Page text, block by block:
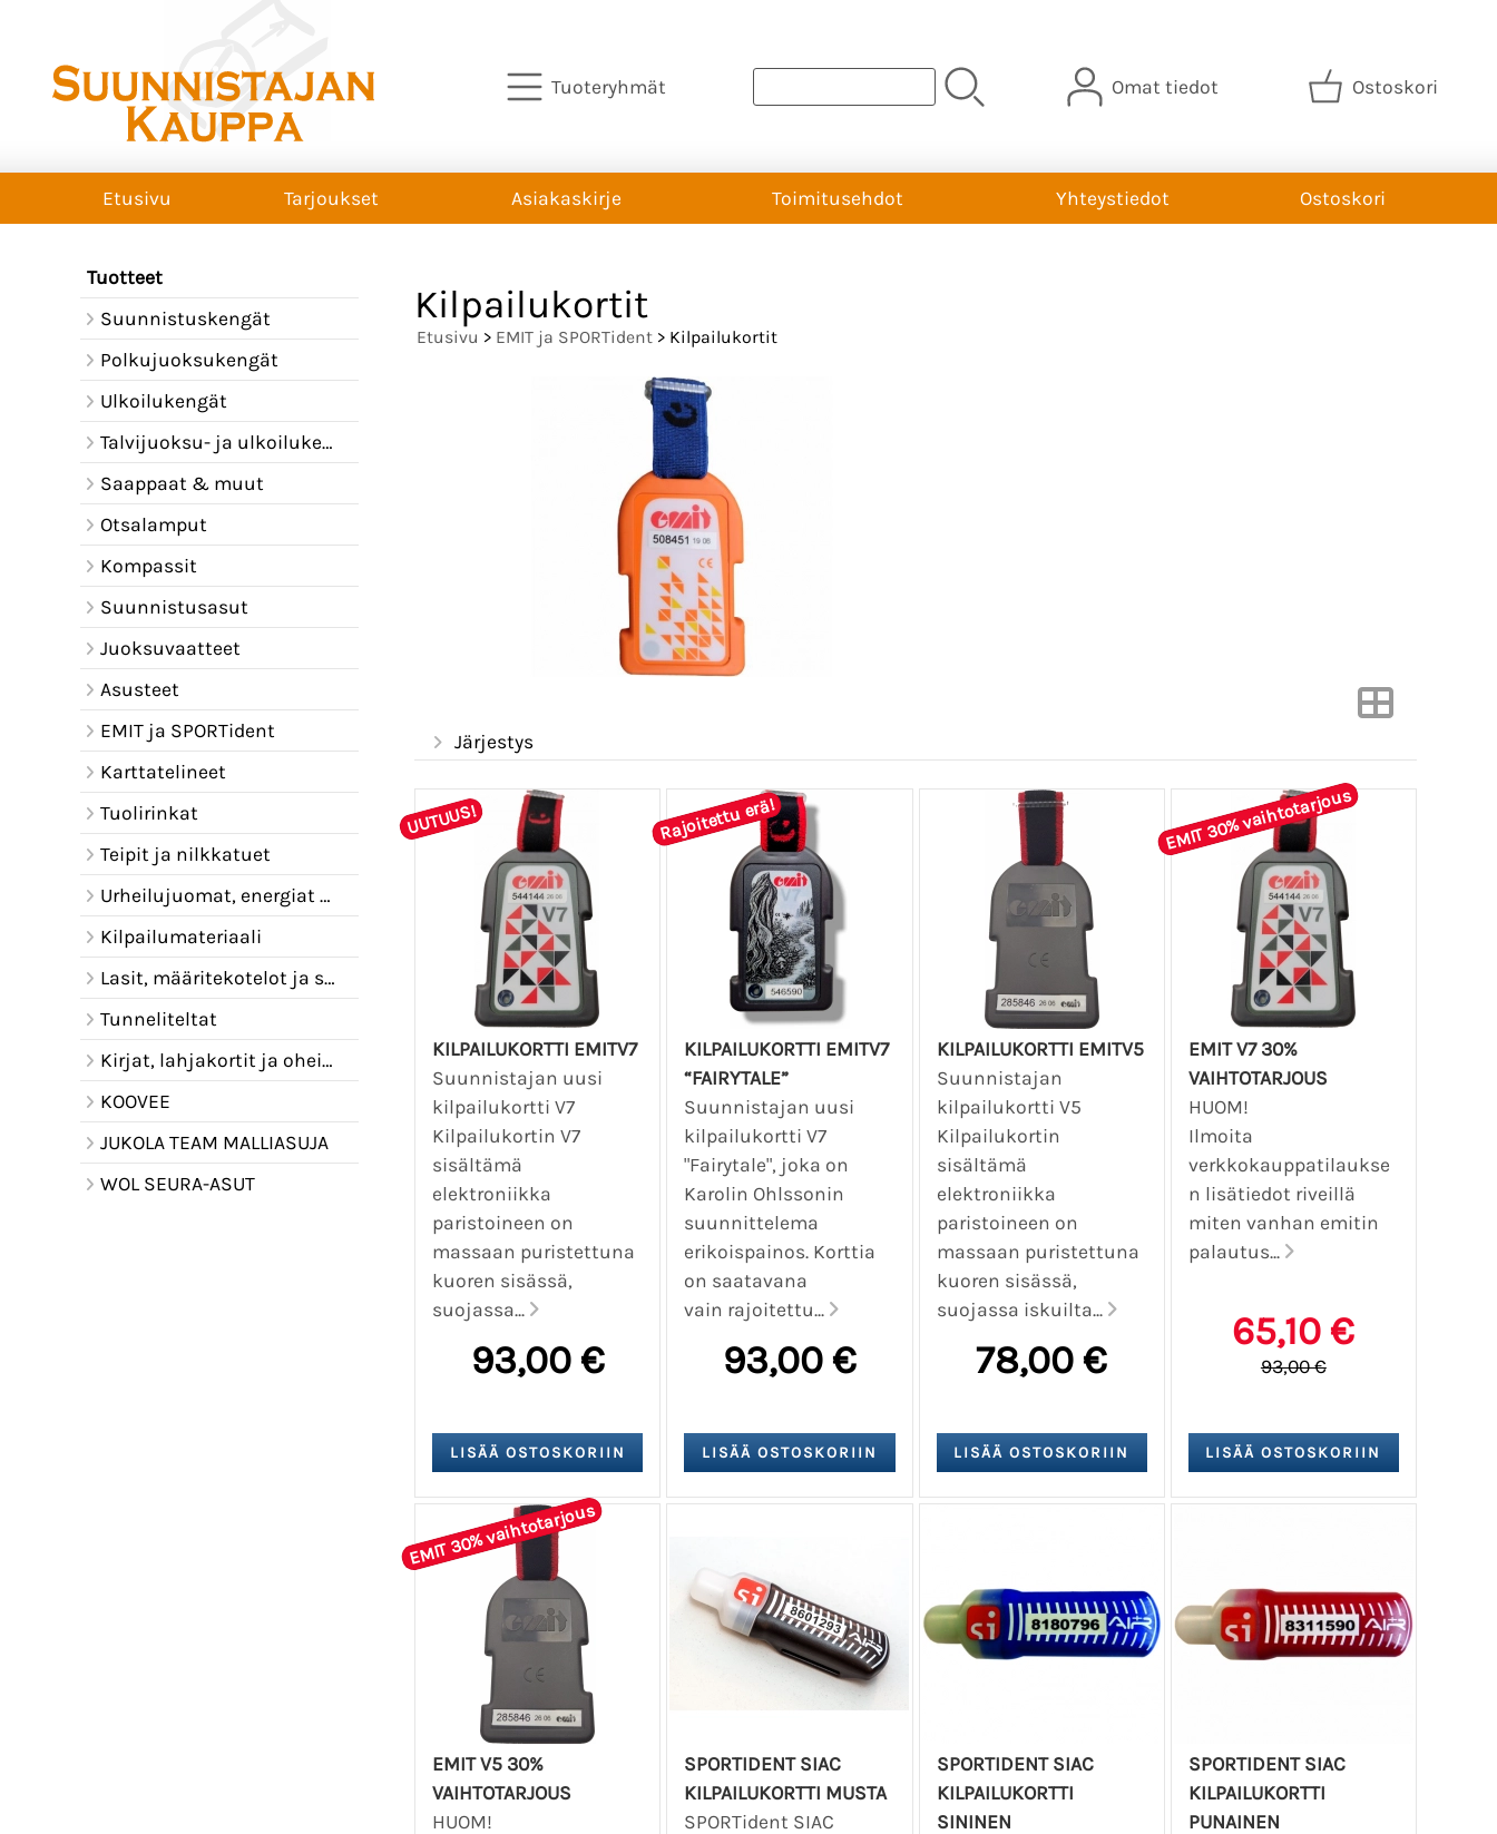
Tuoteryhmät Omat tiedot Ostoskori
Etusivu Tarjoukset Asiakaskirje Toimitusehdot Yhteystiedot Ostoskori
Tuotteet
Suunnistuskengät
Polkujuoksukengät
Ulkoilukengät
Talvijuoksu- ja ulkoilukengät
Saappaat & muut
Otsalamput
Kompassit
Suunnistusasut
Juoksuvaatteet
Asusteet
EMIT ja SPORTident
Karttatelineet
Tuolirinkat
Teipit ja nilkkatuet
Urheilujuomat, energiat ja juomavyöt
Kilpailumateriaali
Lasit, määritekotelot ja sadelipat
Tunneliteltat
Kirjat, lahjakortit ja oheistuotteet
KOOVEE
JUKOLA TEAM MALLIASUJA
WOL SEURA-ASUT
Kilpailukortit
Etusivu > EMIT ja SPORTident > Kilpailukortit
Järjestys
UUTUUS!
KILPAILUKORTTI EMITV7
Suunnistajan uusi
kilpailukortti V7
Kilpailukortin V7
sisältämä
elektroniikka
paristoineen on
massaan puristettuna
kuoren sisässä,
suojassa...
93,00 €
Rajoitettu erä!
KILPAILUKORTTI EMITV7
“FAIRYTALE”
Suunnistajan uusi
kilpailukortti V7
"Fairytale", joka on
Karolin Ohlssonin
suunnittelema
erikoispainos. Korttia
on saatavana
vain rajoitettu...
93,00 €
KILPAILUKORTTI EMITV5
Suunnistajan
kilpailukortti V5
Kilpailukortin
sisältämä
elektroniikka
paristoineen on
massaan puristettuna
kuoren sisässä,
suojassa iskuilta...
78,00 €
EMIT 30% vaihtotarjous
EMIT V7 30%
VAIHTOTARJOUS
HUOM!
Ilmoita
verkkokauppatilaukse
n lisätiedot riveillä
miten vanhan emitin
palautus...
65,10 €
93,00 €
EMIT 30% vaihtotarjous
EMIT V5 30%
VAIHTOTARJOUS
HUOM!
SPORTIDENT SIAC
KILPAILUKORTTI MUSTA
SPORTident SIAC
SPORTIDENT SIAC
KILPAILUKORTTI
SININEN
SPORTIDENT SIAC
KILPAILUKORTTI
PUNAINEN